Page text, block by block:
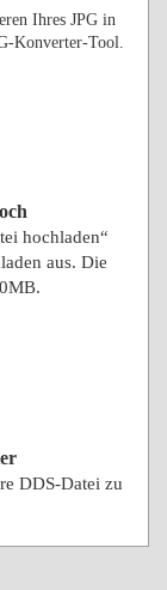
Ihres JPG in
Konverter-Tool.
hochladen“
aus. Die
DDS-Datei zu